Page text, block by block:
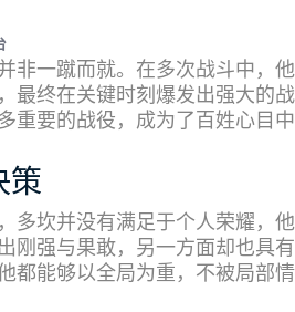
非一蹴而就。在多次战斗中，
最终在关键时刻爆发出强大的
重要的战役，成为了百姓心目中
策
多坎并没有满足于个人荣耀，
刚强与果敢，另一方面却也具
都能够以全局为重，不被局部情